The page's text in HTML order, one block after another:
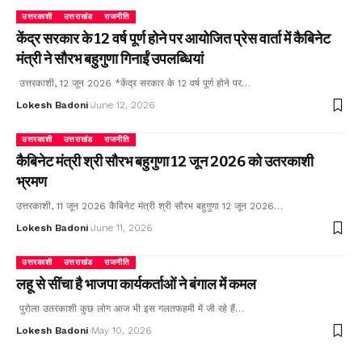
उत्तरकाशी उत्तराखंड राजनीति
केंद्र सरकार के 12 वर्ष पूर्ण होने पर आयोजित प्रेस वार्ता में कैबिनेट
मंत्री ने सौरभ बहुगुणा गिनाईं उपलब्धियां
उत्तरकाशी, 12 जून 2026 *केंद्र सरकार के 12 वर्ष पूर्ण होने पर…
Lokesh Badoni June 12, 2026
उत्तरकाशी उत्तराखंड राजनीति
कैबिनेट मंत्री श्री सौरभ बहुगुणा 12 जून 2026 को उतरकाशी
भ्रमण
उत्तरकाशी, 11 जून 2026 कैबिनेट मंत्री श्री सौरभ बहुगुणा 12 जून 2026…
Lokesh Badoni June 11, 2026
उत्तरकाशी उत्तराखंड राजनीति
लहू से सींचा है भाजपा कार्यकर्ताओं ने बंगाल में कमल
पुरोला उतरकाशी कुछ लोग आज भी इस गलतफहमी में जी रहे हैं…
Lokesh Badoni May 10, 2026